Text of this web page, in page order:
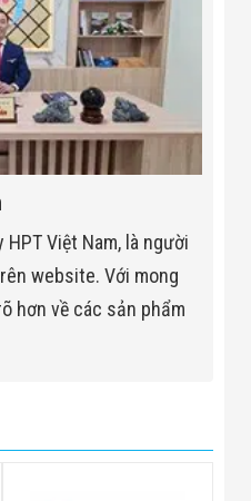
HPT Việt Nam, là người
website. Với mong
hơn về các sản phẩm